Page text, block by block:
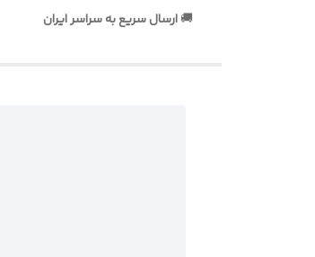
🚚ارسال سریع به سراسر ایران